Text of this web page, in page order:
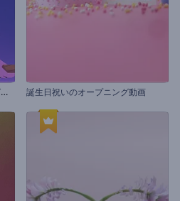
魔
女のハロウィンのオープニング動画 誕生日祝いのオープニング動画